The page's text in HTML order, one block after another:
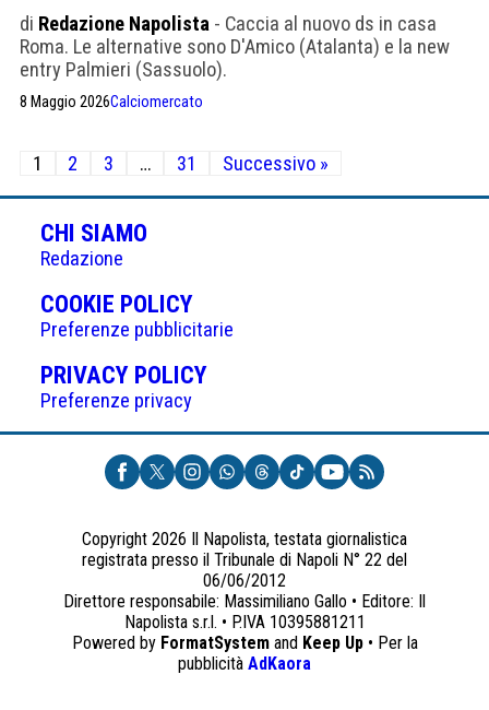
di Redazione Napolista - Caccia al nuovo ds in casa
Roma. Le alternative sono D'Amico (Atalanta) e la new
entry Palmieri (Sassuolo).
8 Maggio 2026Calciomercato
Paginazione
degli
articoli
1 2 3 … 31 Successivo »
CHI SIAMO
Redazione
COOKIE POLICY(APRE
IN
UNA
NUOVA
Preferenze pubblicitarie
PRIVACY POLICY(APRE
UNA
NUOVA
SCHEDA)
Preferenze privacy
Copyright 2026 Il Napolista, testata giornalistica
registrata presso il Tribunale di Napoli N° 22 del
06/06/2012
Direttore responsabile: Massimiliano Gallo • Editore: Il
Napolista s.r.l. • P.IVA 10395881211
Powered by FormatSystemand Keep Up• Per la
pubblicità AdKaora